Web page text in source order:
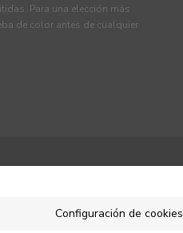
Para una elección más
de color antes de cualquier
Configuración de cookies